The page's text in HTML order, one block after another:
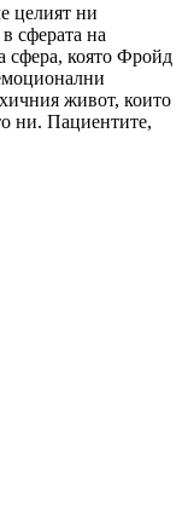
целият ни
сферата на
сфера, която Фройд
живот, които
ни. Пациентите,